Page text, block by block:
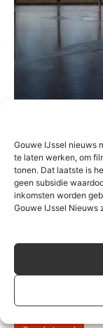
Gouwe IJssel nieuws
te laten werken, om
tonen. Dat laatste is
geen subsidie
inkomsten worden
Gouwe IJssel Nieuws
Windwakken in de
TREFWOORDEN